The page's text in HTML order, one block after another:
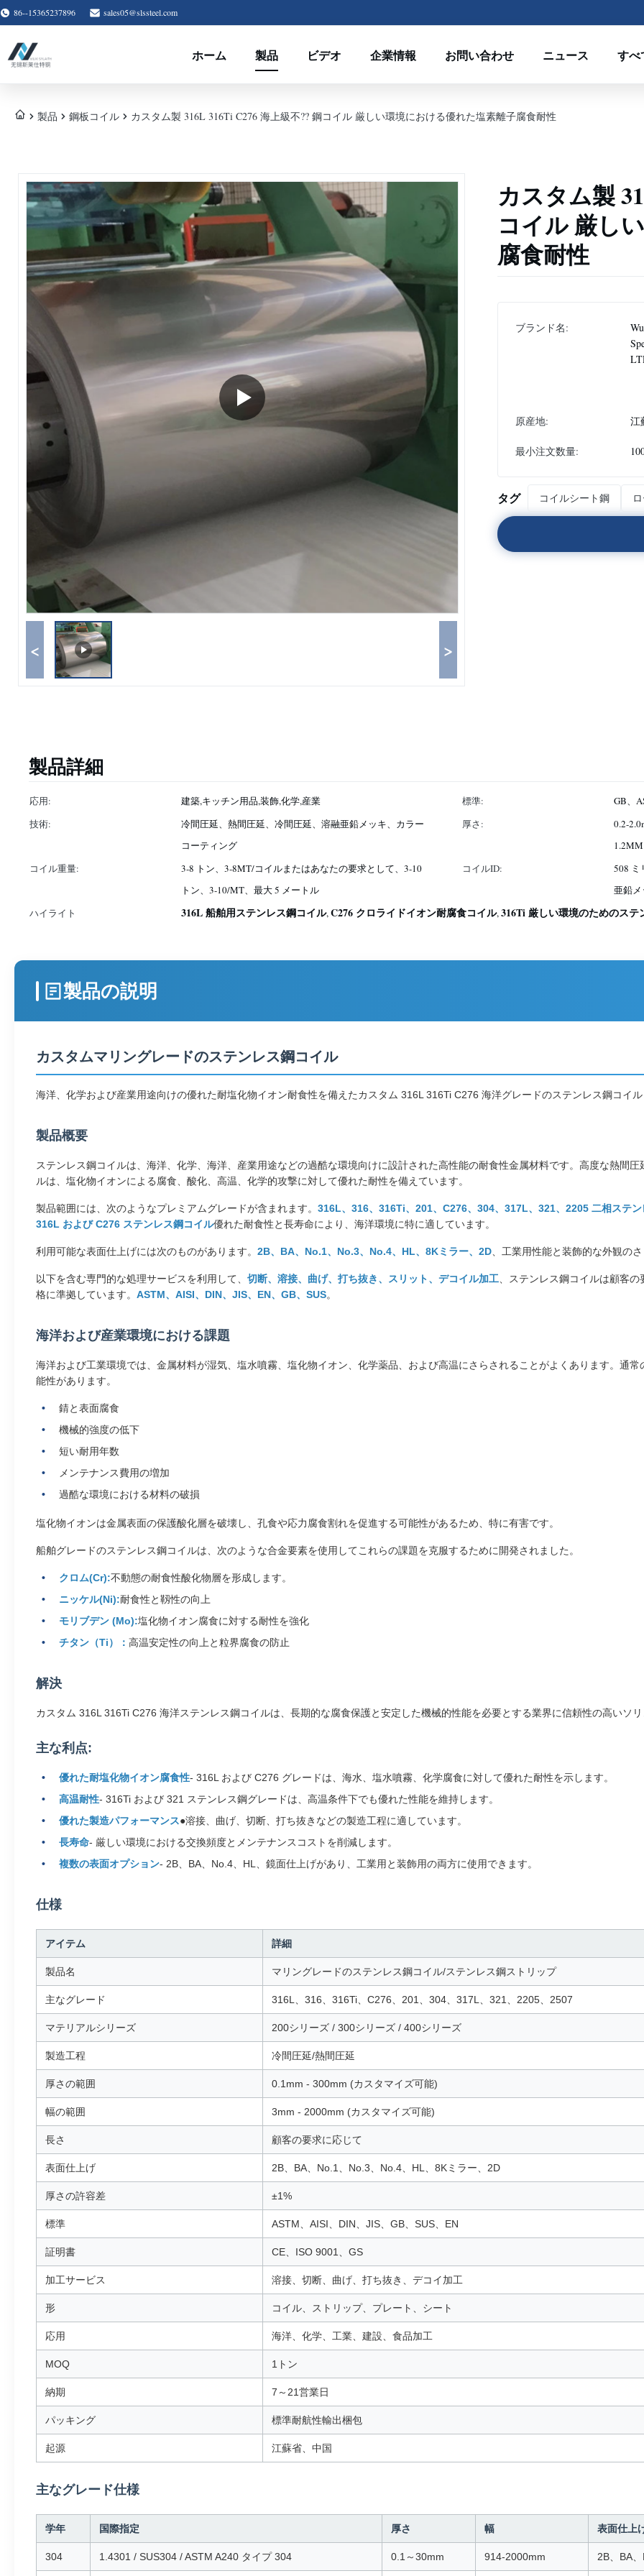
86--15365237896 sales05@slssteel.com
ホーム 製品 ビデオ 企業情報 お問い合わせ ニュース すべ
製品 鋼板コイル カスタム製 316L 316Ti C276 海上級不?? 鋼コイル 厳しい環境における優れた塩素離子腐食耐性
< >
カスタム製
コイル 厳し
腐食耐性
ブランド名:
原産地: 江
最小注文数量:
タグ コイルシート鋼
製品詳細
応用: 建築,キッチン用品,装飾,化学,産業 標準:
GB、
技術:
冷間圧延、熱間圧延、冷間圧延、溶融亜鉛メッキ、カラー
コーティング
厚さ:
0.2-
コイル重量:
3-8 トン、3-8MT/コイルまたはあなたの要求として、3-10
トン、3-10/MT、最大 5 メートル
コイルID:
508 ミ
亜鉛
ハイライト
316L 船舶用ステンレス鋼コイル,C276 クロライドイオン耐腐食コイル,316Ti 厳しい環境のためのステ
製品の説明
カスタムマリングレードのステンレス鋼コイル
海洋、化学および産業用途向けの優れた耐塩化物イオン耐食性を備えたカスタム 316L 316Ti C276 海洋グレードのステンレス鋼コイル
製品概要
ステンレス鋼コイルは、海洋、化学、海洋、産業用途などの過酷な環境向けに設計された高性能の耐食性金属材料です。高度な熱間
ルは、塩化物イオンによる腐食、酸化、高温、化学的攻撃に対して優れた耐性を備えています。
製品範囲には、次のようなプレミアムグレードが含まれます。 316L、316、316Ti、201、C276、304、317L、321、2205 二相ステ
316L および C276 ステンレス鋼コイル優れた耐食性と長寿命により、海洋環境に特に適しています。
利用可能な表面仕上げには次のものがあります。 2B、BA、No.1、No.3、No.4、HL、8Kミラー、2D 、工業用性能と装飾的な外観の
以下を含む専門的な処理サービスを利用して、 切断、溶接、曲げ、打ち抜き、スリット、デコイル加工 、ステンレス鋼コイルは顧客
格に準拠しています。 ASTM、AISI、DIN、JIS、EN、GB、SUS。
海洋および産業環境における課題
海洋および工業環境では、金属材料が湿気、塩水噴霧、塩化物イオン、化学薬品、および高温にさらされることがよくあります。通
能性があります。
錆と表面腐食
機械的強度の低下
短い耐用年数
メンテナンス費用の増加
過酷な環境における材料の破損
塩化物イオンは金属表面の保護酸化層を破壊し、孔食や応力腐食割れを促進する可能性があるため、特に有害です。
船舶グレードのステンレス鋼コイルは、次のような合金要素を使用してこれらの課題を克服するために開発されました。
クロム(Cr):不動態の耐食性酸化物層を形成します。
ニッケル(Ni):耐食性と靱性の向上
モリブデン (Mo):塩化物イオン腐食に対する耐性を強化
チタン（Ti）： 高温安定性の向上と粒界腐食の防止
解決
カスタム 316L 316Ti C276 海洋ステンレス鋼コイルは、長期的な腐食保護と安定した機械的性能を必要とする業界に信頼性の高いソリ
主な利点:
優れた耐塩化物イオン腐食性- 316L および C276 グレードは、海水、塩水噴霧、化学腐食に対して優れた耐性を示します。
高温耐性- 316Ti および 321 ステンレス鋼グレードは、高温条件下でも優れた性能を維持します。
優れた製造パフォーマンス●溶接、曲げ、切断、打ち抜きなどの製造工程に適しています。
長寿命- 厳しい環境における交換頻度とメンテナンスコストを削減します。
複数の表面オプション- 2B、BA、No.4、HL、鏡面仕上げがあり、工業用と装飾用の両方に使用できます。
仕様
アイテム 詳細
製品名 マリングレードのステンレス鋼コイル/ステンレス鋼ストリップ
主なグレード 316L、316、316Ti、C276、201、304、317L、321、2205、2507
マテリアルシリーズ 200シリーズ / 300シリーズ / 400シリーズ
製造工程 冷間圧延/熱間圧延
厚さの範囲 0.1mm - 300mm (カスタマイズ可能)
幅の範囲 3mm - 2000mm (カスタマイズ可能)
長さ 顧客の要求に応じて
表面仕上げ 2B、BA、No.1、No.3、No.4、HL、8Kミラー、2D
厚さの許容差 ±1%
標準 ASTM、AISI、DIN、JIS、GB、SUS、EN
証明書 CE、ISO 9001、GS
加工サービス 溶接、切断、曲げ、打ち抜き、デコイ加工
形 コイル、ストリップ、プレート、シート
応用 海洋、化学、工業、建設、食品加工
MOQ 1トン
納期 7～21営業日
パッキング 標準耐航性輸出梱包
起源 江蘇省、中国
主なグレード仕様
学年 国際指定 厚さ 幅 表面仕上
304 1.4301 / SUS304 / ASTM A240 タイプ 304 0.1～30mm 914-2000mm 2B、BA